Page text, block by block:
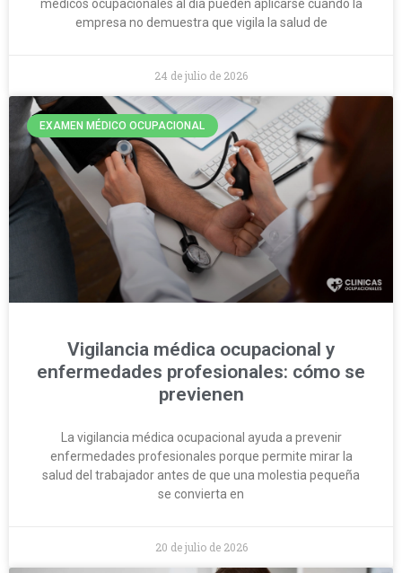
médicos ocupacionales al día pueden aplicarse cuando la
empresa no demuestra que vigila la salud de
24 de julio de 2026
EXAMEN MÉDICO OCUPACIONAL
Vigilancia médica ocupacional y
enfermedades profesionales: cómo se
previenen
La vigilancia médica ocupacional ayuda a prevenir
enfermedades profesionales porque permite mirar la
salud del trabajador antes de que una molestia pequeña
se convierta en
20 de julio de 2026